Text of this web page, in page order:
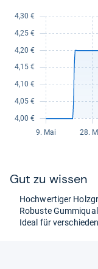
Gut zu wis­sen
Hoch­wer­ti­ger
Robuste
Ideal für